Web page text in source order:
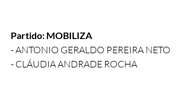
Partido: MOBILIZA
- ANTONIO GERALDO PEREIRA NETO
- CLÁUDIA ANDRADE ROCHA